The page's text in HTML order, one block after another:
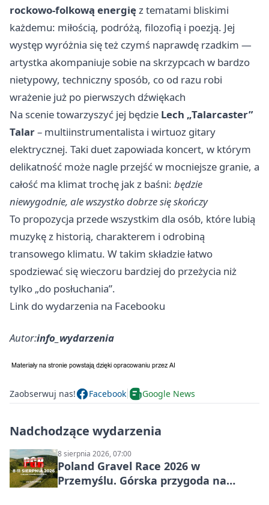
rockowo-folkową energięz tematami bliskimi
każdemu: miłością, podróżą, filozofią i poezją. Jej
występ wyróżnia się też czymś naprawdę rzadkim —
artystka akompaniuje sobie na skrzypcach w bardzo
nietypowy, techniczny sposób, co od razu robi
wrażenie już po pierwszych dźwiękach
Na scenie towarzyszyć jej będzie Lech „Talarcaster”
Talar– multiinstrumentalista i wirtuoz gitary
elektrycznej. Taki duet zapowiada koncert, w którym
delikatność może nagle przejść w mocniejsze granie, a
całość ma klimat trochę jak z baśni: będzie
niewygodnie, ale wszystko dobrze się skończy
To propozycja przede wszystkim dla osób, które lubią
muzykę z historią, charakterem i odrobiną
transowego klimatu. W takim składzie łatwo
spodziewać się wieczoru bardziej do przeżycia niż
tylko „do posłuchania”.
Link do wydarzenia na Facebooku
Autor:info_wydarzenia
Zaobserwuj nas! Facebook Google News
Nadchodzące wydarzenia
8 sierpnia 2026, 07:00
Poland Gravel Race 2026 w
Przemyślu. Górska przygoda na